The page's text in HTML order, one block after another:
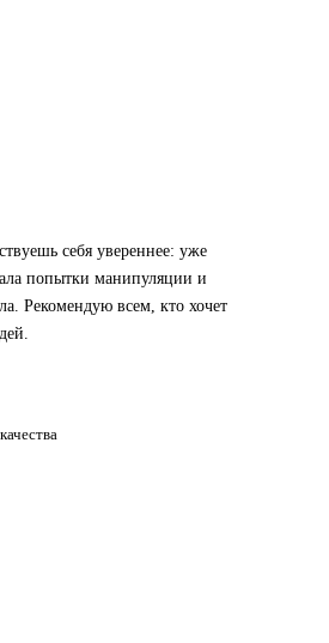
себя увереннее: уже
попытки манипуляции и
Рекомендую всем, кто хочет